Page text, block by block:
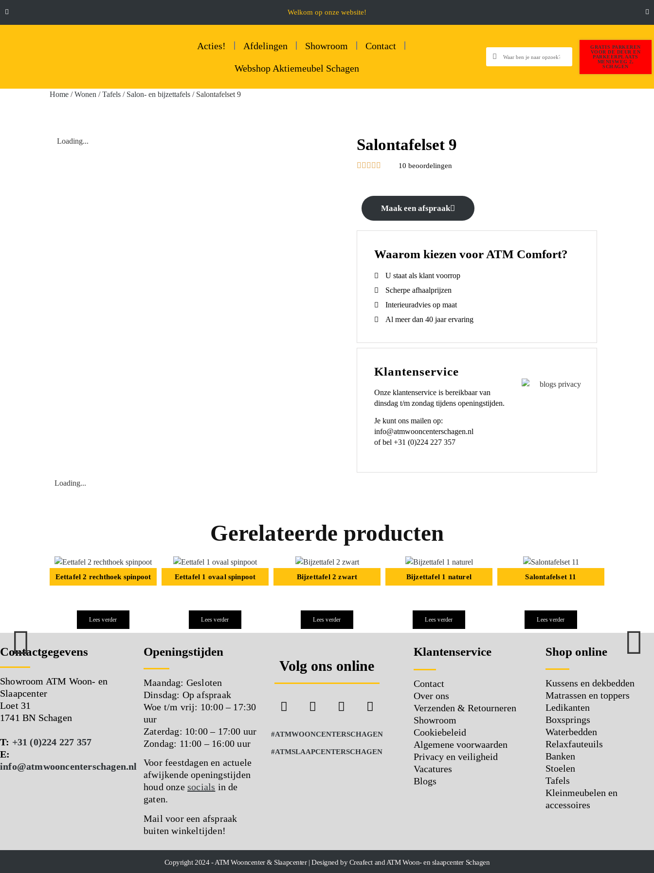
Welkom op onze website!
Acties! Afdelingen Showroom Contact
Webshop Aktiemeubel Schagen
GRATIS PARKEREN
VOOR DE DEUR EN
PARKEERPLAATS
MENISWEG 2,
SCHAGEN
Home /Wonen /Tafels / Salon- en bijzettafels / Salontafelset 9
Loading... Salontafelset 9
     10 beoordelingen
Maak een afspraak
Waarom kiezen voor ATM Comfort?
U staat als klant voorrop
Scherpe afhaalprijzen
Interieuradvies op maat
Al meer dan 40 jaar ervaring
Klantenservice
Onze klantenservice is bereikbaar van
dinsdag t/m zondag tijdens openingstijden.
Je kunt ons mailen op:
info@atmwooncenterschagen.nl
of bel +31 (0)224 227 357
Loading...
Gerelateerde producten
Eettafel 2 rechthoek spinpoot
Lees verder
Eettafel 1 ovaal spinpoot
Lees verder
Bijzettafel 2 zwart
Lees verder
Bijzettafel 1 naturel
Lees verder
Salontafelset 11
Lees verder
Contactgegevens
Showroom ATM Woon- en
Slaapcenter
Loet 31
1741 BN Schagen
T: +31 (0)224 227 357
E:
info@atmwooncenterschagen.nl
Openingstijden
Maandag: Gesloten
Dinsdag: Op afspraak
Woe t/m vrij: 10:00 – 17:30
uur
Zaterdag: 10:00 – 17:00 uur
Zondag: 11:00 – 16:00 uur
Voor feestdagen en actuele
afwijkende openingstijden
houd onze socials in de
gaten.
Mail voor een afspraak
buiten winkeltijden!
Volg ons online
#ATMWOONCENTERSCHAGEN
#ATMSLAAPCENTERSCHAGEN
Klantenservice
Contact
Over ons
Verzenden & Retourneren
Showroom
Cookiebeleid
Algemene voorwaarden
Privacy en veiligheid
Vacatures
Blogs
Shop online
Kussens en dekbedden
Matrassen en toppers
Ledikanten
Boxsprings
Waterbedden
Relaxfauteuils
Banken
Stoelen
Tafels
Kleinmeubelen en
accessoires
Copyright 2024 - ATM Wooncenter & Slaapcenter | Designed by Creafect and ATM Woon- en slaapcenter Schagen